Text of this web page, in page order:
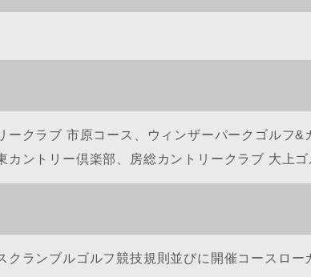
クラブ 市原コース、ウィンザーパークゴルフ
ントリー倶楽部、房総カントリークラブ 大上
ランブルゴルフ競技規則並びに開催コースロー